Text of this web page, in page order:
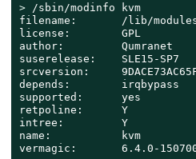
>
/sbin/modinfo kvm
filename:       /lib/modules/
license:        GPL
author:         Qumranet
suserelease:    SLE15-SP7
srcversion:
depends:        irqbypass
supported:      yes
retpoline:      Y
intree:         Y
name:           kvm
vermagic:       6.4.0-